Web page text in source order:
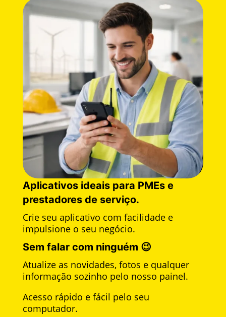
Aplicativos ideais para PMEs e
prestadores de serviço.
Crie seu aplicativo com facilidade e
impulsione o seu negócio.
Sem falar com ninguém 😉
Atualize as novidades, fotos e qualquer
informação sozinho pelo nosso painel.
Acesso rápido e fácil pelo seu
computador.